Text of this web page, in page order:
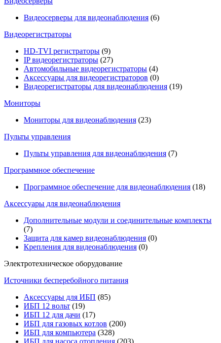
Видеосерверы для видеонаблюдения (6)
Видеорегистраторы
HD-TVI регистраторы (9)
IP видеорегистраторы (27)
Автомобильные видеорегистраторы (4)
Аксессуары для видеорегистраторов (0)
Видеорегистраторы для видеонаблюдения (19)
Мониторы
Мониторы для видеонаблюдения (23)
Пульты управления
Пульты управления для видеонаблюдения (7)
Программное обеспечение
Программное обеспечение для видеонаблюдения (18)
Аксессуары для видеонаблюдения
Дополнительные модули и соединительные комплекты
(7)
Защита для камер видеонаблюдения (0)
Крепления для видеонаблюдения (0)
Электротехническое оборудование
Источники бесперебойного питания
Аксессуары для ИБП (85)
ИБП 12 вольт (19)
ИБП 12 для дачи (17)
ИБП для газовых котлов (200)
ИБП для компьютера (328)
ИБП для насоса отопления (203)